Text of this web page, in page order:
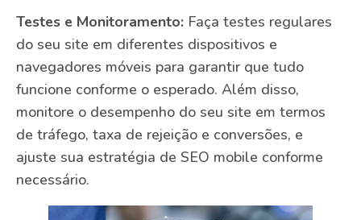
Testes e Monitoramento: Faça testes regulares
do seu site em diferentes dispositivos e
navegadores móveis para garantir que tudo
funcione conforme o esperado. Além disso,
monitore o desempenho do seu site em termos
de tráfego, taxa de rejeição e conversões, e
ajuste sua estratégia de SEO mobile conforme
necessário.